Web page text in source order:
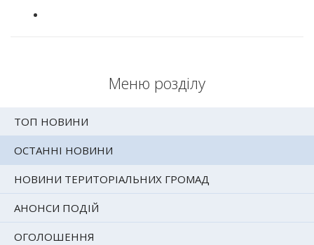
Меню розділу
ТОП НОВИНИ
ОСТАННІ НОВИНИ
НОВИНИ ТЕРИТОРІАЛЬНИХ ГРОМАД
АНОНСИ ПОДІЙ
ОГОЛОШЕННЯ